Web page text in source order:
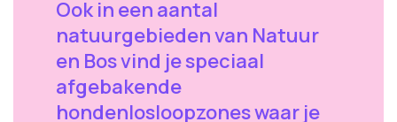
Ook in een aantal
natuurgebieden van Natuur
en Bos vind je speciaal
afgebakende
hondenlosloopzones waar je